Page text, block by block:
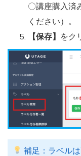
〇講座購入済
ください）。
【保存】 をク
補足：ラベル